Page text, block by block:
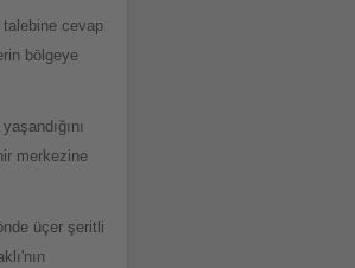
talebine cevap
bölgeye
merkezine
üçer şeritli